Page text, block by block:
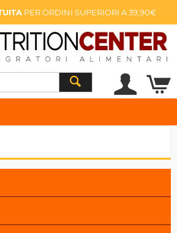
PER ORDINI SUPERIORI A 39,90€